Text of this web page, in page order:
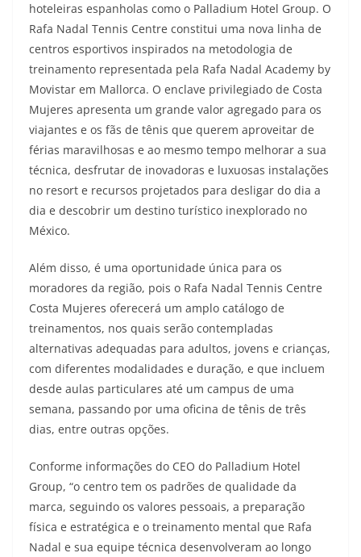
hoteleiras espanholas como o Palladium Hotel Group. O
Rafa Nadal Tennis Centre constitui uma nova linha de
centros esportivos inspirados na metodologia de
treinamento representada pela Rafa Nadal Academy by
Movistar em Mallorca. O enclave privilegiado de Costa
Mujeres apresenta um grande valor agregado para os
viajantes e os fãs de tênis que querem aproveitar de
férias maravilhosas e ao mesmo tempo melhorar a sua
técnica, desfrutar de inovadoras e luxuosas instalações
no resort e recursos projetados para desligar do dia a
dia e descobrir um destino turístico inexplorado no
México.
Além disso, é uma oportunidade única para os
moradores da região, pois o Rafa Nadal Tennis Centre
Costa Mujeres oferecerá um amplo catálogo de
treinamentos, nos quais serão contempladas
alternativas adequadas para adultos, jovens e crianças,
com diferentes modalidades e duração, e que incluem
desde aulas particulares até um campus de uma
semana, passando por uma oficina de tênis de três
dias, entre outras opções.
Conforme informações do CEO do Palladium Hotel
Group, “o centro tem os padrões de qualidade da
marca, seguindo os valores pessoais, a preparação
física e estratégica e o treinamento mental que Rafa
Nadal e sua equipe técnica desenvolveram ao longo